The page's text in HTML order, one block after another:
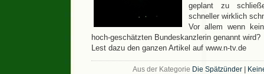
geplant zu
schneller wirklich
Vor allem wenn
hoch-geschätzten Bundeskanzlerin genannt wird?
Lest dazu den ganzen Artikel auf www.n-tv.de
Aus der Kategorie Die Spätzünder